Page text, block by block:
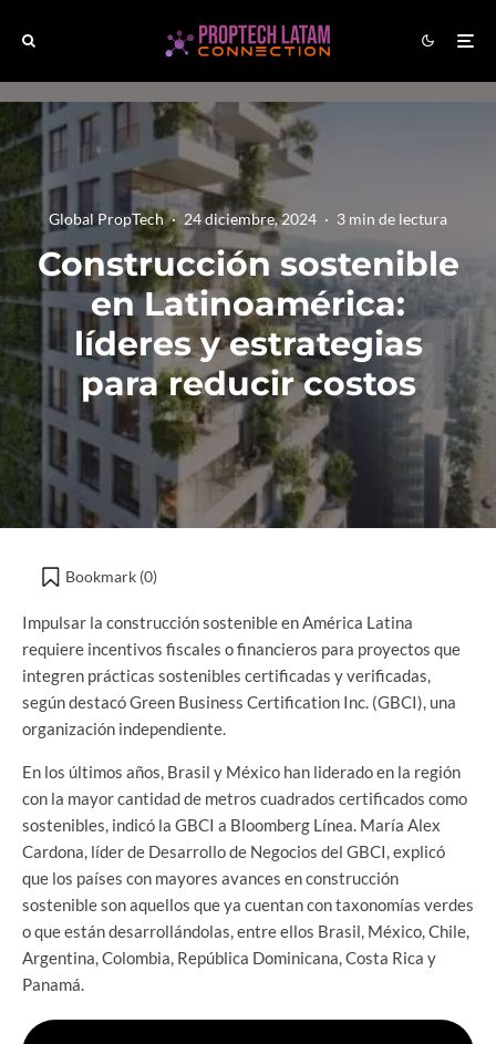
Global PropTech · 24 diciembre, 2024 · 3 min de lectura
Construcción sostenible
en Latinoamérica:
líderes y estrategias
para reducir costos
Bookmark (0)
Impulsar la construcción sostenible en América Latina
requiere incentivos fiscales o financieros para proyectos que
integren prácticas sostenibles certificadas y verificadas,
según destacó Green Business Certification Inc. (GBCI), una
organización independiente.
En los últimos años, Brasil y México han liderado en la región
con la mayor cantidad de metros cuadrados certificados como
sostenibles, indicó la GBCI a Bloomberg Línea. María Alex
Cardona, líder de Desarrollo de Negocios del GBCI, explicó
que los países con mayores avances en construcción
sostenible son aquellos que ya cuentan con taxonomías verdes
o que están desarrollándolas, entre ellos Brasil, México, Chile,
Argentina, Colombia, República Dominicana, Costa Rica y
Panamá.